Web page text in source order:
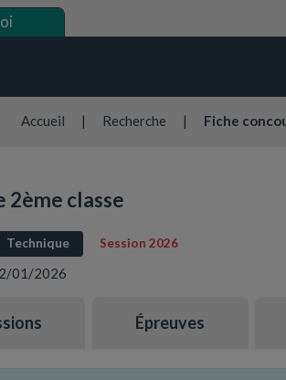
Accueil | Recherche | Fiche
classe
Technique Session 2026
01/2026
Épreuves